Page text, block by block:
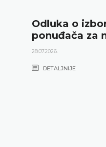
Odluka o
ponuđača za
28.07.2026.
DETALJNIJE